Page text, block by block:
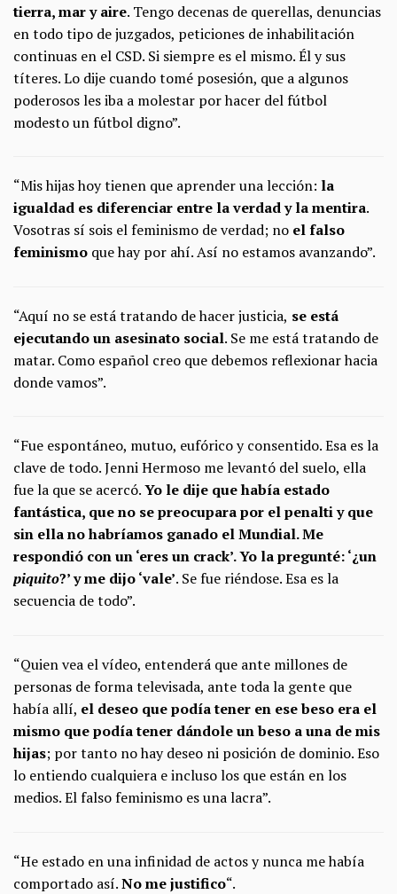
tierra, mar y aire. Tengo decenas de querellas, denuncias
en todo tipo de juzgados, peticiones de inhabilitación
continuas en el CSD. Si siempre es el mismo. Él y sus
títeres. Lo dije cuando tomé posesión, que a algunos
poderosos les iba a molestar por hacer del fútbol
modesto un fútbol digno”.
“Mis hijas hoy tienen que aprender una lección: la
igualdad es diferenciar entre la verdad y la mentira.
Vosotras sí sois el feminismo de verdad; no el falso
feminismo que hay por ahí. Así no estamos avanzando”.
“Aquí no se está tratando de hacer justicia, se está
ejecutando un asesinato social. Se me está tratando de
matar. Como español creo que debemos reflexionar hacia
donde vamos”.
“Fue espontáneo, mutuo, eufórico y consentido. Esa es la
clave de todo. Jenni Hermoso me levantó del suelo, ella
fue la que se acercó.Yo le dije que había estado
fantástica, que no se preocupara por el penalti y que
sin ella no habríamos ganado el Mundial. Me
respondió con un ‘eres un crack’. Yo la pregunté: ‘¿un
piquito?’ y me dijo ‘vale’. Se fue riéndose. Esa es la
secuencia de todo”.
“Quien vea el vídeo, entenderá que ante millones de
personas de forma televisada, ante toda la gente que
había allí, el deseo que podía tener en ese beso era el
mismo que podía tener dándole un beso a una de mis
hijas; por tanto no hay deseo ni posición de dominio. Eso
lo entiendo cualquiera e incluso los que están en los
medios. El falso feminismo es una lacra”.
“He estado en una infinidad de actos y nunca me había
comportado así.No me justifico“.